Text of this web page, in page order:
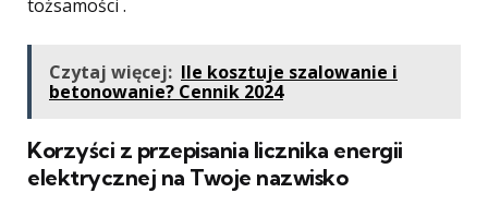
tożsamości .
Czytaj więcej: Ile kosztuje szalowanie i
betonowanie? Cennik 2024
Korzyści z przepisania licznika energii
elektrycznej na Twoje nazwisko